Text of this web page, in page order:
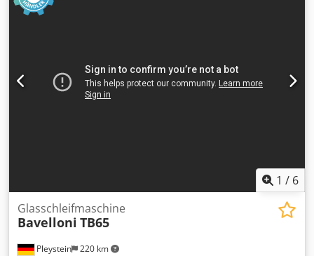
sageblattunberstand (mm) 125 Vorritzsäge (max. Säge
Einschiebersaege mit Nr. 8 Spannzangen 2°
Plattenaufteilsage Max. Schnittbreite (mm) 2200 Max.
sageblattunberstand (mm) 125 Vorritzsäge (max. Säge
Gesamtanschlusswert A 102 Djdpfxex Aqdcs Anpowa
OPTION: Nr. 1 Schrottschleifer
1 / 6
Pleystein 220 km
Glasschleifmaschine
Bavelloni TB65